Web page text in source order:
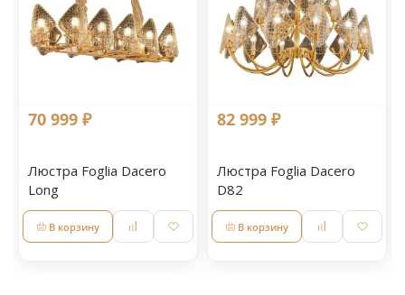
70 999 ₽
Люстра Foglia Dacero
Long
В корзину
82 999 ₽
Люстра Foglia Dacero
D82
В корзину